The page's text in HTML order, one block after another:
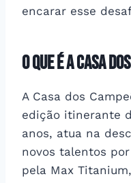
encarar esse
O que é a Casa
A Casa dos
edição itinerante
anos, atua na
novos talentos
pela Max